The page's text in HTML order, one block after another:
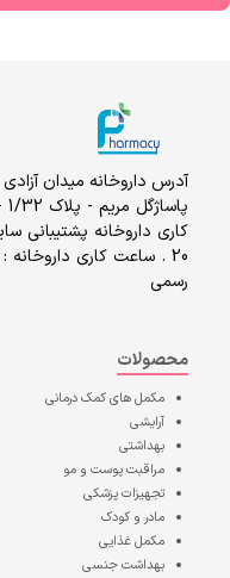
آدرس داروخانه میدان
رسمی
محصولات
مکمل های کمک درمانی
آرایشی
بهداشتی
مراقبت پوست و مو
تجهیزات پزشکی
مادر و کودک
مکمل غذایی
بهداشت جنسی